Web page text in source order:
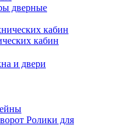
дверные
кабин
и двери
Ролики для